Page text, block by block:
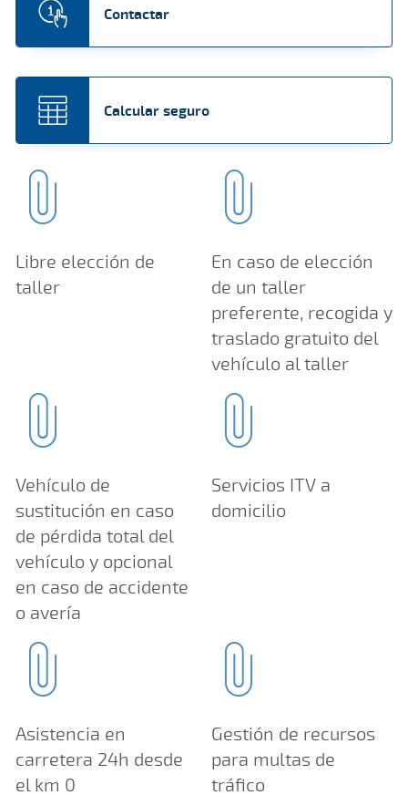
Contactar
Calcular seguro
Libre elección de
taller
En caso de elección
de un taller
preferente, recogida y
traslado gratuito del
vehículo al taller
Vehículo de
sustitución en caso
de pérdida total del
vehículo y opcional
en caso de accidente
o avería
Servicios ITV a
domicilio
Asistencia en
carretera 24h desde
el km 0
Gestión de recursos
para multas de
tráfico